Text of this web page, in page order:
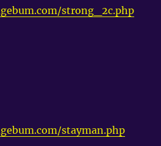
strong_2c.php
stayman.php